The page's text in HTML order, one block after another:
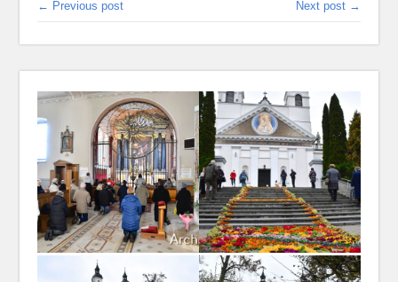
← Previous post Next post →